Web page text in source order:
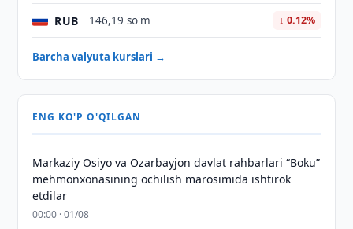
RUB 146,19 so'm ↓ 0.12%
Barcha valyuta kurslari →
ENG KO'P O'QILGAN
Markaziy Osiyo va Ozarbayjon davlat rahbarlari “Boku”
mehmonxonasining ochilish marosimida ishtirok
etdilar
00:00 · 01/08